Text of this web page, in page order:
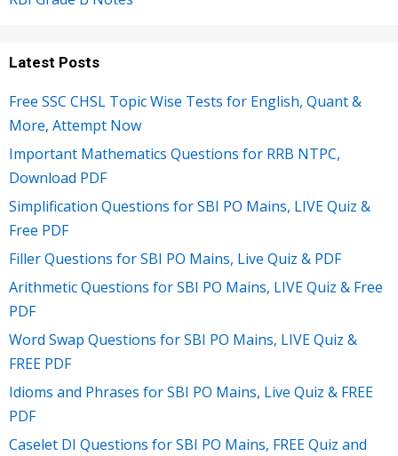
Latest Posts
Free SSC CHSL Topic Wise Tests for English, Quant &
More, Attempt Now
Important Mathematics Questions for RRB NTPC,
Download PDF
Simplification Questions for SBI PO Mains, LIVE Quiz &
Free PDF
Filler Questions for SBI PO Mains, Live Quiz & PDF
Arithmetic Questions for SBI PO Mains, LIVE Quiz & Free
PDF
Word Swap Questions for SBI PO Mains, LIVE Quiz &
FREE PDF
Idioms and Phrases for SBI PO Mains, Live Quiz & FREE
PDF
Caselet DI Questions for SBI PO Mains, FREE Quiz and